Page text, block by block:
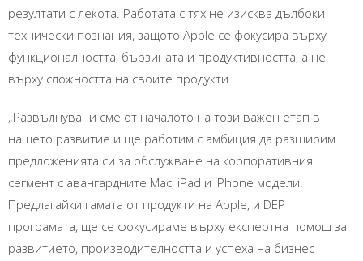
резултати с лекота. Работата с тях не изисква дълбоки
технически познания, защото Apple се фокусира върху
функционалността, бързината и продуктивността, а не
върху сложността на своите продукти.
„Развълнувани сме от началото на този важен етап в
нашето развитие и ще работим с амбиция да разширим
предложенията си за обслужване на корпоративния
сегмент с авангардните Mac, iPad и iPhone модели.
Предлагайки гамата от продукти на Apple, и DEP
програмата, ще се фокусираме върху експертна помощ за
развитието, производителността и успеха на бизнес